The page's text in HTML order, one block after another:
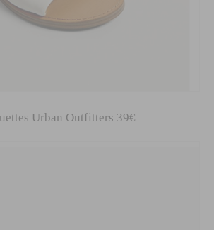
Urban Outfitters 39€